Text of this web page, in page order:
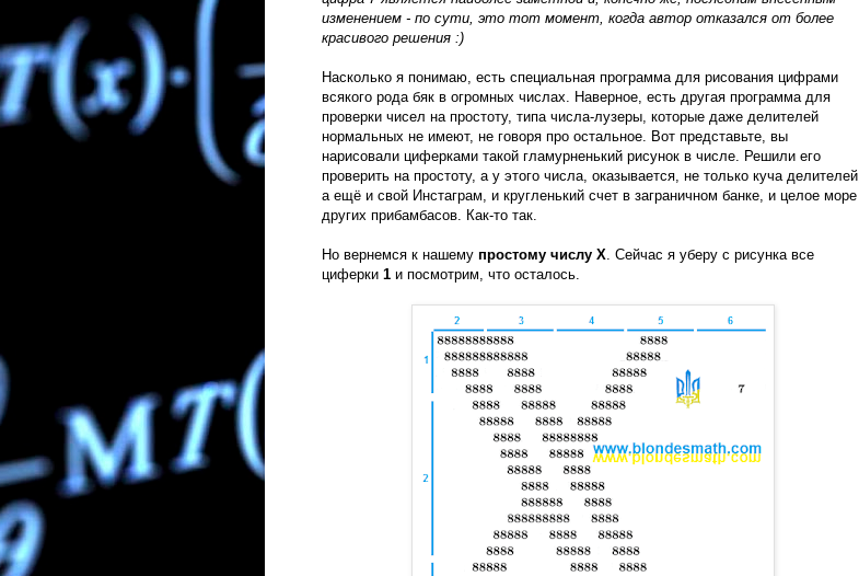
изменением - по сути, это тот момент, когда автор отказался от более
красивого решения :)
Насколько я понимаю, есть специальная программа для рисования цифрами
всякого рода бяк в огромных числах. Наверное, есть другая программа для
проверки чисел на простоту, типа числа-лузеры, которые даже делителей
нормальных не имеют, не говоря про остальное. Вот представьте, вы
нарисовали циферками такой гламурненький рисунок в числе. Решили его
проверить на простоту, а у этого числа, оказывается, не только куча делителей,
а ещё и свой Инстаграм, и кругленький счет в заграничном банке, и целое море
других прибамбасов. Как-то так.
Но вернемся к нашему простому числу X . Сейчас я уберу с рисунка все
циферки 1 и посмотрим, что осталось.